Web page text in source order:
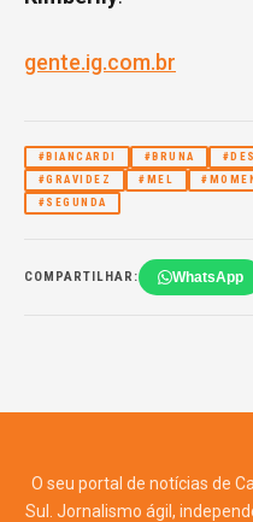
gente.ig.com.br
#BIANCARDI #BRUNA
#GRAVIDEZ
#MEL
#SEGUNDA
COMPARTILHAR: WhatsApp
O seu portal de notícias de
Sul. Jornalismo ágil,